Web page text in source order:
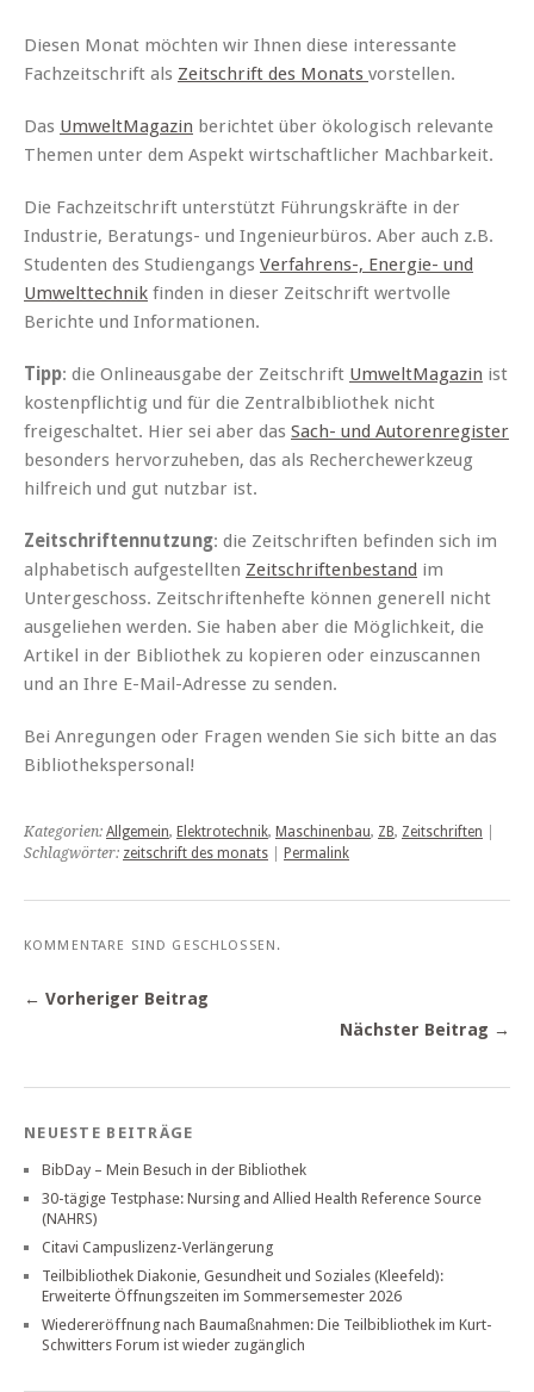
Diesen Monat möchten wir Ihnen diese interessante
Fachzeitschrift als Zeitschrift des Monats vorstellen.
Das UmweltMagazin berichtet über ökologisch relevante
Themen unter dem Aspekt wirtschaftlicher Machbarkeit.
Die Fachzeitschrift unterstützt Führungskräfte in der
Industrie, Beratungs- und Ingenieurbüros. Aber auch z.B.
Studenten des Studiengangs Verfahrens-, Energie- und
Umwelttechnik finden in dieser Zeitschrift wertvolle
Berichte und Informationen.
Tipp: die Onlineausgabe der Zeitschrift UmweltMagazin ist
kostenpflichtig und für die Zentralbibliothek nicht
freigeschaltet. Hier sei aber das Sach- und Autorenregister
besonders hervorzuheben, das als Recherchewerkzeug
hilfreich und gut nutzbar ist.
Zeitschriftennutzung: die Zeitschriften befinden sich im
alphabetisch aufgestellten Zeitschriftenbestand im
Untergeschoss. Zeitschriftenhefte können generell nicht
ausgeliehen werden. Sie haben aber die Möglichkeit, die
Artikel in der Bibliothek zu kopieren oder einzuscannen
und an Ihre E-Mail-Adresse zu senden.
Bei Anregungen oder Fragen wenden Sie sich bitte an das
Bibliothekspersonal!
Kategorien: Allgemein, Elektrotechnik, Maschinenbau, ZB, Zeitschriften
Schlagwörter: zeitschrift des monats Permalink
KOMMENTARE SIND GESCHLOSSEN.
← Vorheriger Beitrag
Nächster Beitrag →
NEUESTE BEITRÄGE
BibDay – Mein Besuch in der Bibliothek
30-tägige Testphase: Nursing and Allied Health Reference Source
(NAHRS)
Citavi Campuslizenz-Verlängerung
Teilbibliothek Diakonie, Gesundheit und Soziales (Kleefeld):
Erweiterte Öffnungszeiten im Sommersemester 2026
Wiedereröffnung nach Baumaßnahmen: Die Teilbibliothek im Kurt-
Schwitters Forum ist wieder zugänglich